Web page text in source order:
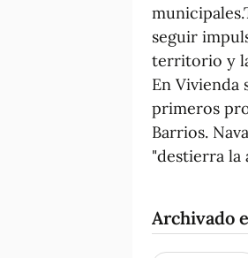
seguir
territorio y
En Vivienda
primeros
Barrios.
"destierra la
Archivado